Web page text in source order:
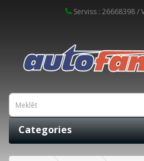
Serviss : 26668398 /
Categories